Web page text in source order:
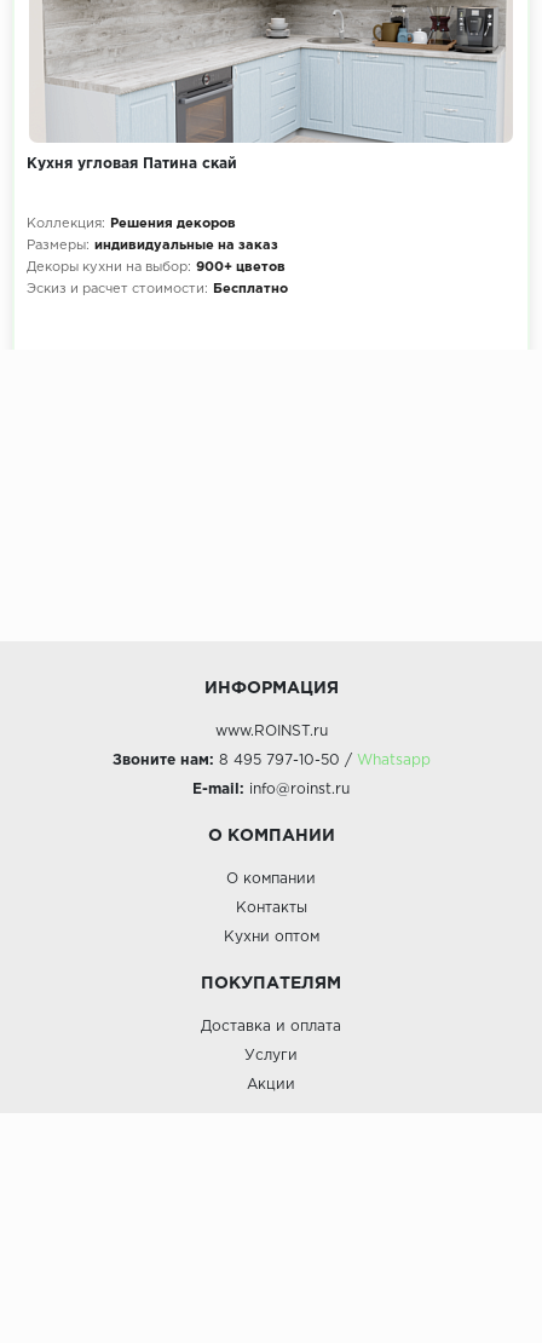
Кухня угловая Патина скай
Коллекция:
Решения декоров
Размеры: индивидуальные на заказ
Декоры кухни на выбор: 900+ цветов
Эскиз и расчет стоимости:
Бесплатно
ИНФОРМАЦИЯ
www.ROINST.ru
Звоните нам: 8 495 797-10-50 / Whatsapp
E-mail: info@roinst.ru
О КОМПАНИИ
О компании
Контакты
Кухни оптом
ПОКУПАТЕЛЯМ
Доставка и оплата
Услуги
Акции